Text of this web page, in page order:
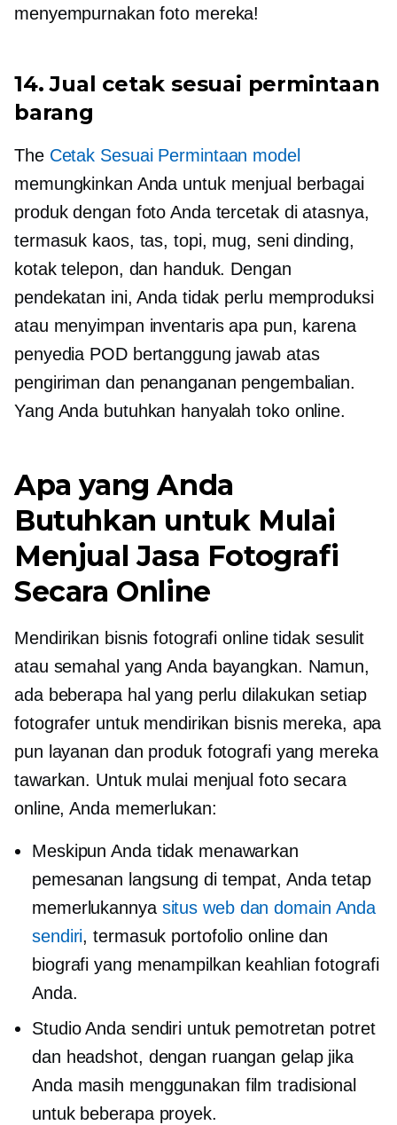
menyempurnakan foto mereka!
14. Jual cetak sesuai permintaan
barang
The Cetak Sesuai Permintaan model
memungkinkan Anda untuk menjual berbagai
produk dengan foto Anda tercetak di atasnya,
termasuk kaos, tas, topi, mug, seni dinding,
kotak telepon, dan handuk. Dengan
pendekatan ini, Anda tidak perlu memproduksi
atau menyimpan inventaris apa pun, karena
penyedia POD bertanggung jawab atas
pengiriman dan penanganan pengembalian.
Yang Anda butuhkan hanyalah toko online.
Apa yang Anda
Butuhkan untuk Mulai
Menjual Jasa Fotografi
Secara Online
Mendirikan bisnis fotografi online tidak sesulit
atau semahal yang Anda bayangkan. Namun,
ada beberapa hal yang perlu dilakukan setiap
fotografer untuk mendirikan bisnis mereka, apa
pun layanan dan produk fotografi yang mereka
tawarkan. Untuk mulai menjual foto secara
online, Anda memerlukan:
Meskipun Anda tidak menawarkan
pemesanan langsung di tempat, Anda tetap
memerlukannya situs web dan domain Anda
sendiri, termasuk portofolio online dan
biografi yang menampilkan keahlian fotografi
Anda.
Studio Anda sendiri untuk pemotretan potret
dan headshot, dengan ruangan gelap jika
Anda masih menggunakan film tradisional
untuk beberapa proyek.